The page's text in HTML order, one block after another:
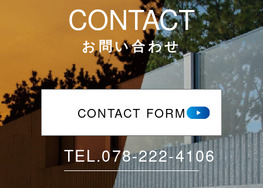
CONTACT
お問い合わせ
CONTACT FORM
TEL.078-222-4106